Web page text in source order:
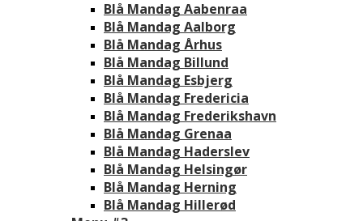
Blå Mandag Aabenraa
Blå Mandag Aalborg
Blå Mandag Århus
Blå Mandag Billund
Blå Mandag Esbjerg
Blå Mandag Fredericia
Blå Mandag Frederikshavn
Blå Mandag Grenaa
Blå Mandag Haderslev
Blå Mandag Helsingør
Blå Mandag Herning
Blå Mandag Hillerød